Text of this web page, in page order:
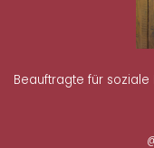
Beauftragte für soziale